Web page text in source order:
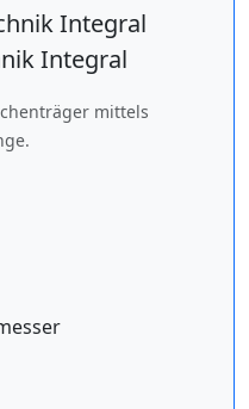
Integral
Integral
mittels